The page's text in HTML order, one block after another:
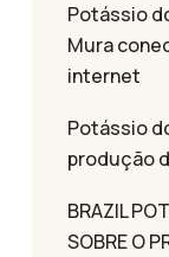
Potássio
Mura
internet
Potássio
produção
BRAZIL
SOBRE O